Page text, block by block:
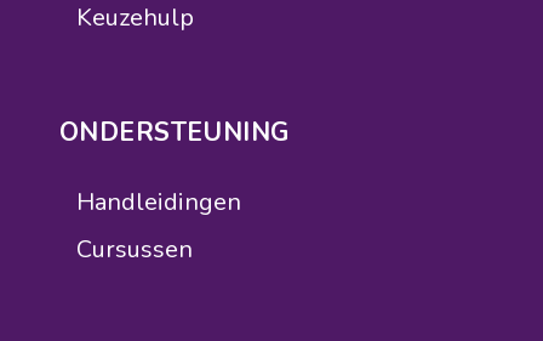
Keuzehulp
ONDERSTEUNING
Handleidingen
Cursussen